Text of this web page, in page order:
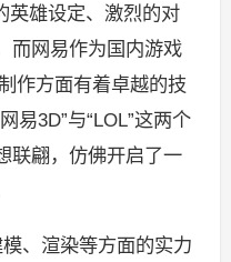
英雄设定、激烈的对
而网易作为国内游戏
作方面有着卓越的技
易3D”与“LOL”这两个
联翩，仿佛开启了一
、渲染等方面的实力